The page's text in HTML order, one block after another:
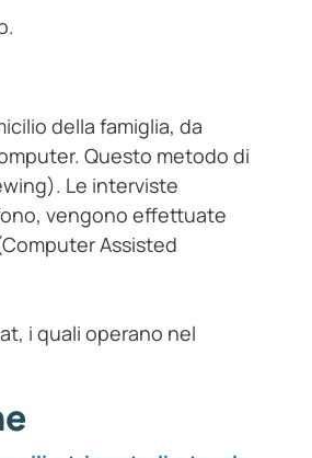
della famiglia, da
Questo metodo di
Le interviste
vengono effettuate
Assisted
i quali operano nel